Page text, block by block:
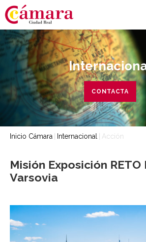
CONTACTA
Inicio Cámara Internacional Acción
Misión Exposición RETO
Varsovia